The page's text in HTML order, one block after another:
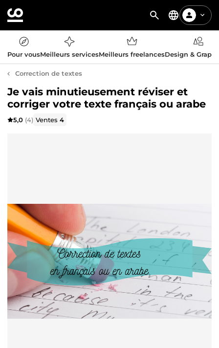
Pour vousMeilleurs servicesMeilleurs freelancesDesign &
Correction de textes
Je vais minutieusement réviser et
corriger votre texte français ou arabe
5,0 (4) Ventes4